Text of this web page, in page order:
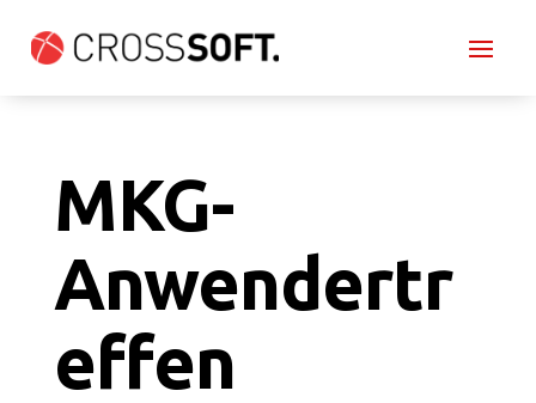
MKG-
Anwendertr
effen